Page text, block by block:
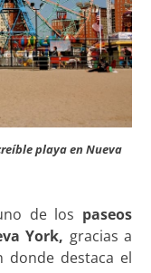
playa en Nueva
de los paseos
York, gracias a
donde destaca el